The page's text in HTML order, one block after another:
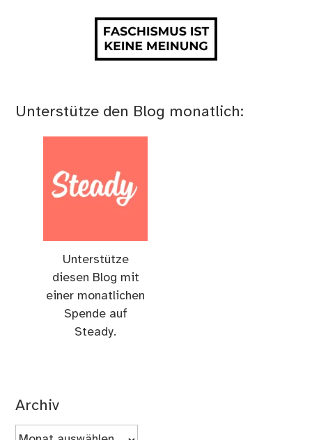
Unterstütze den Blog monatlich:
Unterstütze
diesen Blog mit
einer monatlichen
Spende auf
Steady.
Archiv
Archiv